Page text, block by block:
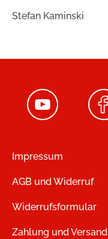
Stefan Kaminski
Impressum
AGB und Widerruf
Widerrufsformular
Zahlung und Versand